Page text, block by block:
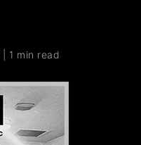
1 min read